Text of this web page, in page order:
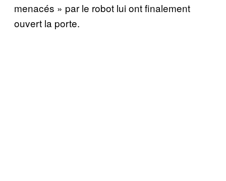
menacés » par le robot lui ont finalement
ouvert la porte.